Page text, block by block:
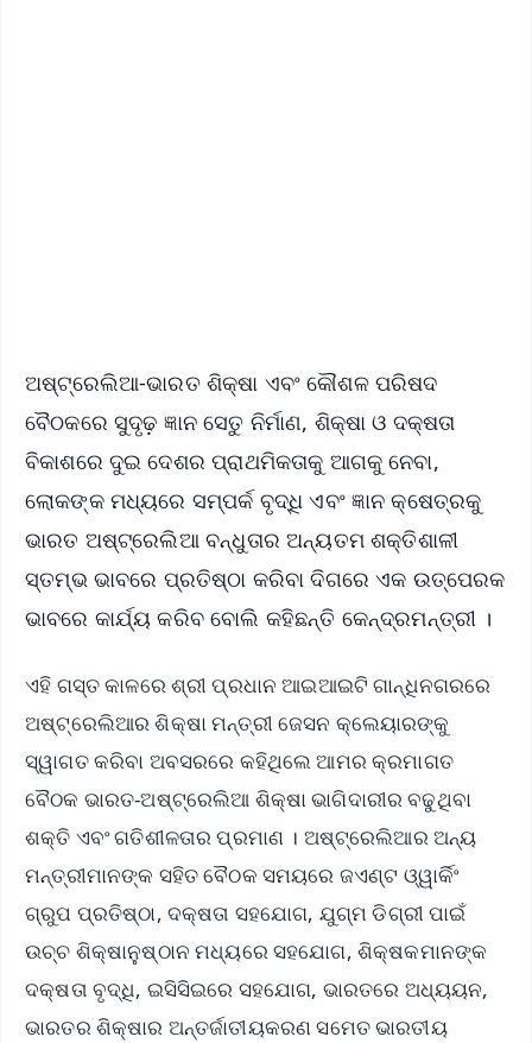
ଅଷ୍ଟ୍ରେଲିଆ-ଭାରତ ଶିକ୍ଷା ଏବଂ କୌଶଳ ପରିଷଦ
ବୈଠକରେ ସୁଦୃଢ଼ ଜ୍ଞାନ ସେତୁ ନିର୍ମାଣ, ଶିକ୍ଷା ଓ ଦକ୍ଷତା
ବିକାଶରେ ଦୁଇ ଦେଶର ପ୍ରାଥମିକତାକୁ ଆଗକୁ ନେବା,
ଲୋକଙ୍କ ମଧ୍ୟରେ ସମ୍ପର୍କ ବୃଦ୍ଧି ଏବଂ ଜ୍ଞାନ କ୍ଷେତ୍ରକୁ
ଭାରତ ଅଷ୍ଟ୍ରେଲିଆ ବନ୍ଧୁତାର ଅନ୍ୟତମ ଶକ୍ତିଶାଳୀ
ସ୍ତମ୍ଭ ଭାବରେ ପ୍ରତିଷ୍ଠା କରିବା ଦିଗରେ ଏକ ଉତ୍ପେରକ
ଭାବରେ କାର୍ଯ୍ୟ କରିବ ବୋଲି କହିଛନ୍ତି କେନ୍ଦ୍ରମନ୍ତ୍ରୀ ।
ଏହି ଗସ୍ତ କାଳରେ ଶ୍ରୀ ପ୍ରଧାନ ଆଇଆଇଟି ଗାନ୍ଧିନଗରରେ
ଅଷ୍ଟ୍ରେଲିଆର ଶିକ୍ଷା ମନ୍ତ୍ରୀ ଜେସନ କ୍ଲେୟାରଙ୍କୁ
ସ୍ୱାଗତ କରିବା ଅବସରରେ କହିଥିଲେ ଆମର କ୍ରମାଗତ
ବୈଠକ ଭାରତ-ଅଷ୍ଟ୍ରେଲିଆ ଶିକ୍ଷା ଭାଗିଦାରୀର ବଢୁଥିବା
ଶକ୍ତି ଏବଂ ଗତିଶୀଳତାର ପ୍ରମାଣ । ଅଷ୍ଟ୍ରେଲିଆର ଅନ୍ୟ
ମନ୍ତ୍ରୀମାନଙ୍କ ସହିତ ବୈଠକ ସମୟରେ ଜଏଣ୍ଟ ଓ୍ୱାର୍କିଂ
ଗ୍ରୁପ ପ୍ରତିଷ୍ଠା, ଦକ୍ଷତା ସହଯୋଗ, ଯୁଗ୍ମ ଡିଗ୍ରୀ ପାଇଁ
ଉଚ୍ଚ ଶିକ୍ଷାନୁଷ୍ଠାନ ମଧ୍ୟରେ ସହଯୋଗ, ଶିକ୍ଷକମାନଙ୍କ
ଦକ୍ଷତା ବୃଦ୍ଧି, ଇସିସିଇରେ ସହଯୋଗ, ଭାରତରେ ଅଧ୍ୟୟନ,
ଭାରତର ଶିକ୍ଷାର ଅନ୍ତର୍ଜାତୀୟକରଣ ସମେତ ଭାରତୀୟ